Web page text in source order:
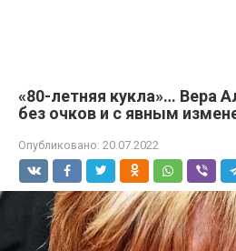
«80-летняя кукла»… Вера
без очков и с явным
Опубликовано: 20.07.2022